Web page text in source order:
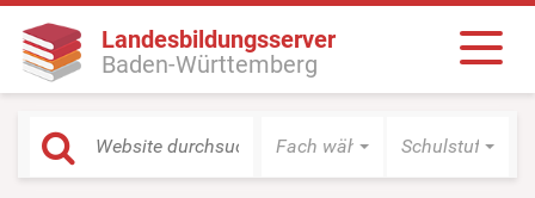
Landesbildungsserver
Baden-Württemberg
Fach wählen Schulstufe